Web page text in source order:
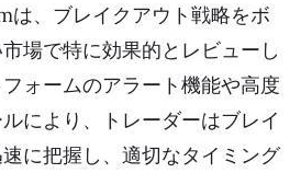
、ブレイクアウト戦略をボ
場で特に効果的とレビューし
ォームのアラート機能や高度
により、トレーダーはブレイ
に把握し、適切なタイミング